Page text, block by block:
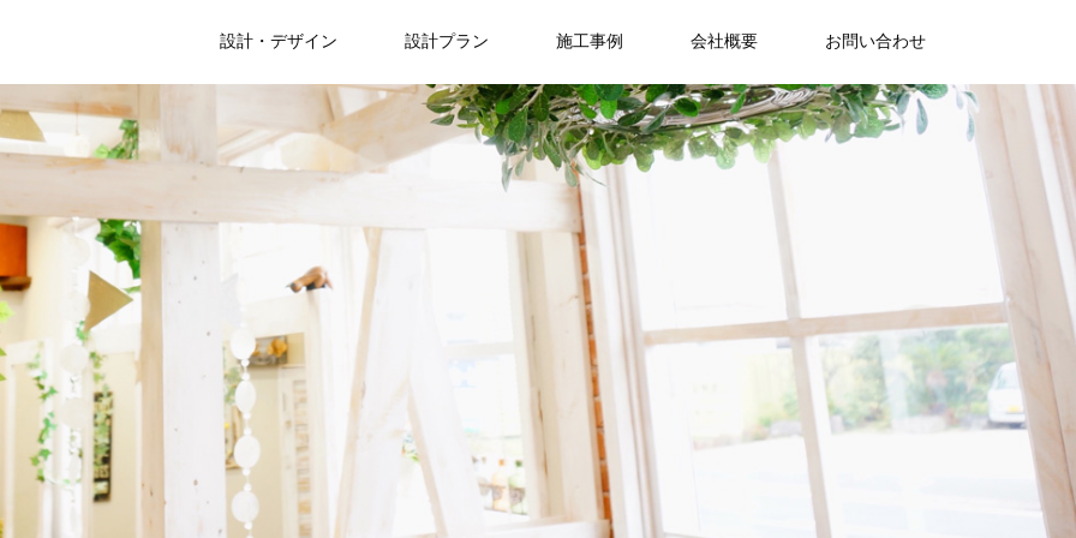
設計・デザイン 設計プラン 施工事例 会社概要 お問い合わせ